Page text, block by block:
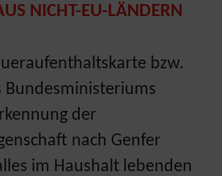
NICHT-EU-LÄNDERN
bzw.
Bundesministeriums
der
nach Genfer
im Haushalt lebenden